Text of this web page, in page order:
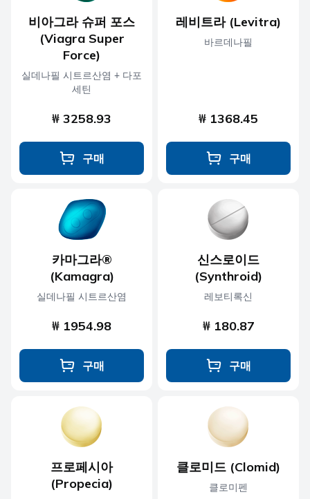
비아그라 슈퍼 포스
(Viagra Super
Force)
실데나필 시트르산염 + 다포
세틴
₩ 3258.93
구매
레비트라 (Levitra)
바르데나필
₩ 1368.45
구매
카마그라®
(Kamagra)
실데나필 시트르산염
₩ 1954.98
구매
신스로이드
(Synthroid)
레보티록신
₩ 180.87
구매
프로페시아
(Propecia)
클로미드 (Clomid)
클로미펜